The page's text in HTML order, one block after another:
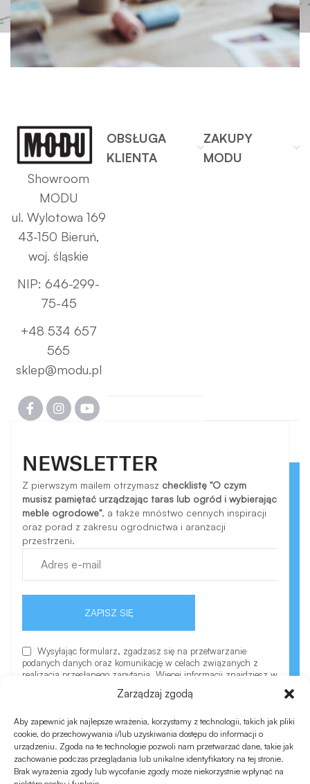
Zarządzaj zgodą
Aby zapewnić jak najlepsze wrażenia, korzystamy z technologii, takich jak pliki
cookie, do przechowywania i/lub uzyskiwania dostępu do informacji o
urządzeniu. Zgoda na te technologie pozwoli nam przetwarzać dane, takie jak
zachowanie podczas przeglądania lub unikalne identyfikatory na tej stronie.
Brak wyrażenia zgody lub wycofanie zgody może niekorzystnie wpłynąć na
Showroom
MODU
ul. Wylotowa 169
43-150 Bieruń,
woj. śląskie
NIP: 646-299-
75-45
+48 534 657
565
sklep@modu.pl
OBSŁUGA
KLIENTA
ZAKUPY
MODU
NEWSLETTER
Z pierwszym mailem otrzymasz checklistę "O czym
musisz pamiętać urządzając taras lub ogród i wybierając
meble ogrodowe", a także mnóstwo cennych inspiracji
oraz porad z zakresu ogrodnictwa i aranżacji
przestrzeni.
Wysyłając formularz, zgadzasz się na przetwarzanie
podanych danych oraz komunikację w celach związanych z
realizacją przesłanego zapytania. Więcej informacji znajdziesz w
ZAPISZ SIĘ